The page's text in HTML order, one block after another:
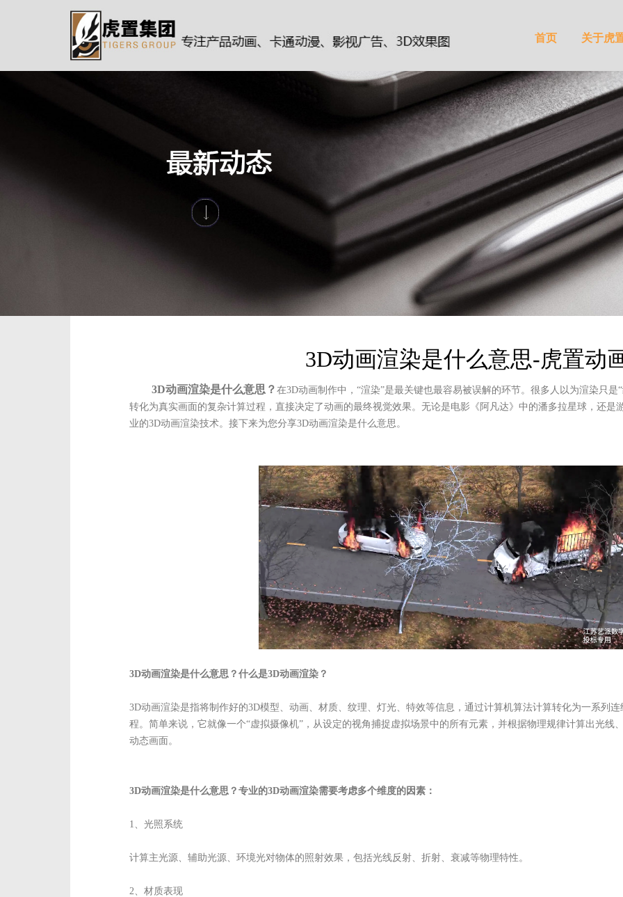
首页 关于虎
3D动画渲染是什么意思-虎置动
3D动画渲染是什么意思？在3D动画制作中，“渲染”是最关键也最容易被误解的环节。很多人以为渲染只
转化为真实画面的复杂计算过程，直接决定了动画的最终视觉效果。无论是电影《阿凡达》中的潘多拉星球，还是
业的3D动画渲染技术。接下来为您分享3D动画渲染是什么意思。
3D动画渲染是什么意思？什么是3D动画渲染？
3D动画渲染是指将制作好的3D模型、动画、材质、纹理、灯光、特效等信息，通过计算机算法计算转化为一系列
程。简单来说，它就像一个“虚拟摄像机”，从设定的视角捕捉虚拟场景中的所有元素，并根据物理规律计算出光线
动态画面。
3D动画渲染是什么意思？专业的3D动画渲染需要考虑多个维度的因素：
1、光照系统
计算主光源、辅助光源、环境光对物体的照射效果，包括光线反射、折射、衰减等物理特性。
2、材质表现